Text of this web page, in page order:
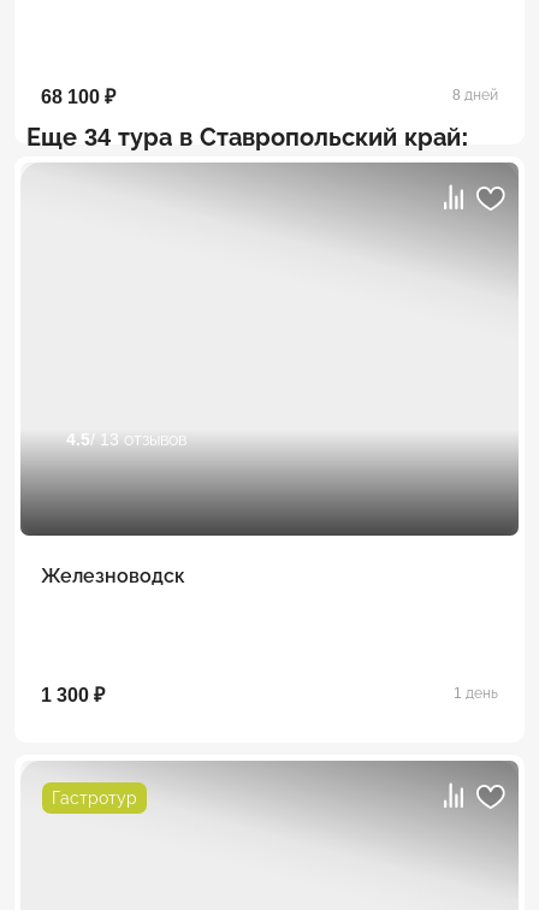
68 100 ₽ 8 дней
Еще 34 тура в Ставропольский край:
4.5/ 13 отзывов
Железноводск
1 300 ₽ 1 день
Гастротур